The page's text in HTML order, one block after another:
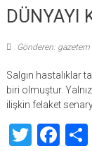
DÜNYAYI
Gönderen: gazetem
Salgın hastalıklar
biri olmuştur.
ilişkin felaket
Twitter